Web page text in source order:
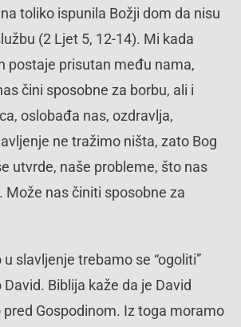
toliko ispunila Božji dom da nisu
(2 Ljet 5, 12-14). Mi kada
postaje prisutan među nama,
čini sposobne za borbu, ali i
oslobađa nas, ozdravlja,
ne tražimo ništa, zato Bog
utvrde, naše probleme, što nas
Može nas činiti sposobne za
slavljenje trebamo se “ogoliti”
Biblija kaže da je David
pred Gospodinom. Iz toga moramo